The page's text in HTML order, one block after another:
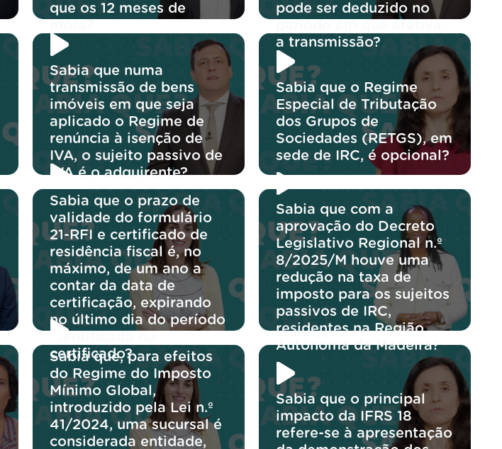
que os 12 meses de
pode ser deduzido no
a transmissão?
Sabia que numa
transmissão de bens
imóveis em que seja
aplicado o Regime de
renúncia à isenção de
IVA, o sujeito passivo de
IVA é o adquirente?
Sabia que o Regime
Especial de Tributação
dos Grupos de
Sociedades (RETGS), em
sede de IRC, é opcional?
Sabia que o prazo de
validade do formulário
21-RFI e certificado de
residência fiscal é, no
máximo, de um ano a
contar da data de
certificação, expirando
no último dia do período
certificado?
Sabia que com a
aprovação do Decreto
Legislativo Regional n.º
8/2025/M houve uma
redução na taxa de
imposto para os sujeitos
passivos de IRC,
residentes na Região
Autónoma da Madeira?
Sabia que, para efeitos
do Regime do Imposto
Mínimo Global,
introduzido pela Lei n.º
41/2024, uma sucursal é
considerada entidade,
Sabia que o principal
impacto da IFRS 18
refere-se à apresentação